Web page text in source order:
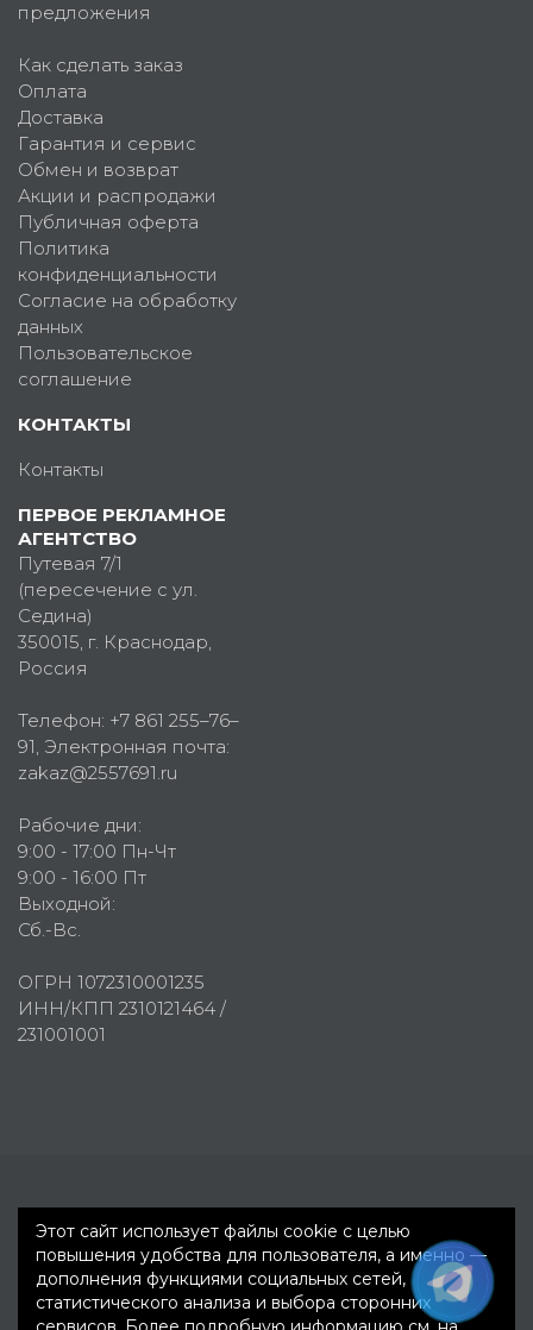
предложения
Как сделать заказ
Оплата
Доставка
Гарантия и сервис
Обмен и возврат
Акции и распродажи
Публичная оферта
Политика
конфиденциальности
Согласие на обработку
данных
Пользовательское
соглашение
КОНТАКТЫ
Контакты
ПЕРВОЕ РЕКЛАМНОЕ
АГЕНТСТВО
Путевая 7/1
(пересечение с ул.
Седина)
350015, г. Краснодар,
Россия
Телефон: +7 861 255–76–
91, Электронная почта:
zakaz@2557691.ru
Рабочие дни:
9:00 - 17:00 Пн-Чт
9:00 - 16:00 Пт
Выходной:
Сб.-Вс.
ОГРН 1072310001235
ИНН/КПП 2310121464 /
231001001
Этот сайт использует файлы cookie с целью
повышения удобства для пользователя, а именно —
дополнения функциями социальных сетей,
статистического анализа и выбора сторонних